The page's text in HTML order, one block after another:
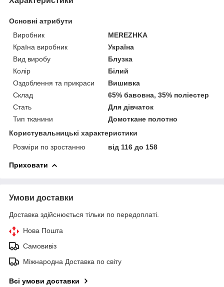
Основні атрибути
Виробник
MEREZHKA
Країна виробник
Україна
Вид виробу
Блузка
Колір
Білий
Оздоблення та прикраси
Вишивка
Склад
65% бавовна, 35% поліестер
Стать
Для дівчаток
Тип тканини
Домоткане полотно
Користувальницькі характеристики
Розміри по зростанню
від 116 до 158
Приховати
Умови доставки
Доставка здійснюється тільки по передоплаті.
Нова Пошта
Самовивіз
Міжнародна Доставка по світу
Всі умови доставки